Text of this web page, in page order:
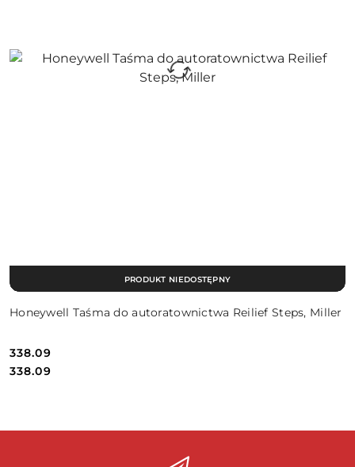
Honeywell Taśma do autoratownictwa Reilief Steps, Miller
Cena:
338.09
Cena:
338.09
PRODUKT NIEDOSTĘPNY